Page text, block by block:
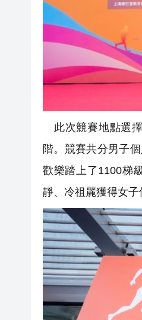
此次競賽地點選
階。競賽共分男子
歡樂踏上了1100梯
靜、冷祖麗獲得女子